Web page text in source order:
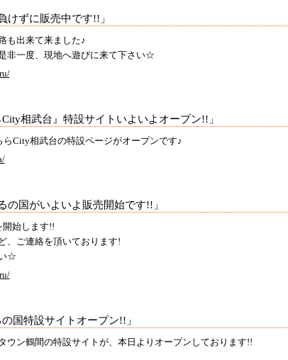
けずに販売中です!!」
も出来て来ました♪
非一度、現地へ遊びに来て下さい☆
City相武台』特設サイトいよいよオープン!!」
City相武台の特設ページがオープンです♪
の国がいよいよ販売開始です!!」
開始します!!
、ご連絡を頂いております!
☆
の国特設サイトオープン!!」
ウン鶴間の特設サイトが、本日よりオープンしております!!